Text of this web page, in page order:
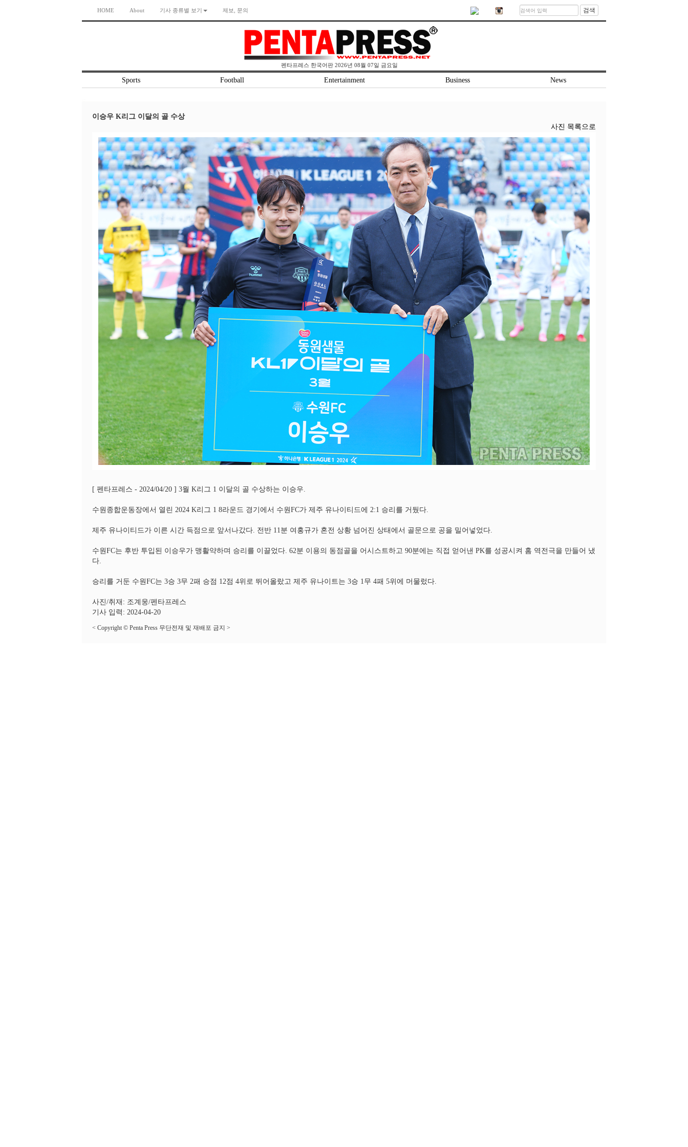
HOME About 기사 종류별 보기 제보, 문의 검색
펜타프레스 한국어판 2026년 08월 07일 금요일
Sports Football Entertainment Business News
이승우 K리그 이달의 골 수상
사진 목록으로
[ 펜타프레스 - 2024/04/20 ] 3월 K리그 1 이달의 골 수상하는 이승우.
수원종합운동장에서 열린 2024 K리그 1 8라운드 경기에서 수원FC가 제주 유나이티드에 2:1 승리를 거뒀다.
제주 유나이티드가 이른 시간 득점으로 앞서나갔다. 전반 11분 여홍규가 혼전 상황 넘어진 상태에서 골문으로 공을 밀어넣었다.
수원FC는 후반 투입된 이승우가 맹활약하며 승리를 이끌었다. 62분 이용의 동점골을 어시스트하고 90분에는 직접 얻어낸 PK를 성공시켜 홈 역전극을 만들어 냈
다.
승리를 거둔 수원FC는 3승 3무 2패 승점 12점 4위로 뛰어올랐고 제주 유나이트는 3승 1무 4패 5위에 머물렀다.
사진/취재: 조계웅/펜타프레스
기사 입력: 2024-04-20
< Copyright © Penta Press 무단전재 및 재배포 금지 >